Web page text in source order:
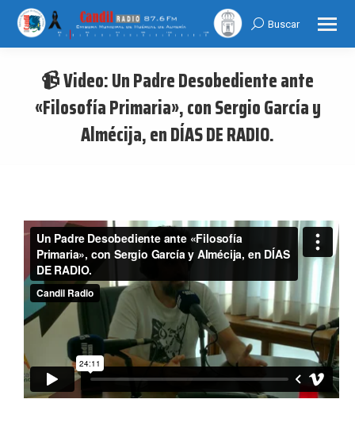
Search:
Buscar
📹 Video: Un Padre Desobediente ante
«Filosofía Primaria», con Sergio García y
Almécija, en DÍAS DE RADIO.